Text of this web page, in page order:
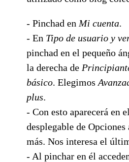
- Pinchad en Mi cuenta.
- En Tipo de usuario y
pinchad en el pequeño
la derecha de
básico. Elegimos
plus.
- Con esto aparecerá en
desplegable de
más. Nos interesa el
- Al pinchar en él